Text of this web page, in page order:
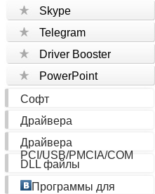
Skype
Telegram
Driver Booster
PowerPoint
Софт
Драйвера
Драйвера
PCI/USB/PMCIA/COM
DLL файлы
Программы для